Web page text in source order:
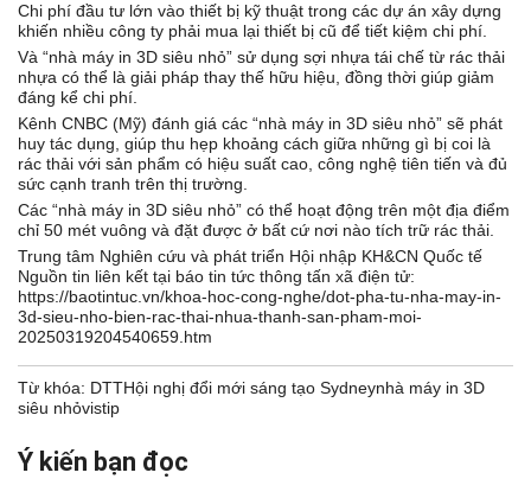
Chi phí đầu tư lớn vào thiết bị kỹ thuật trong các dự án xây dựng
khiến nhiều công ty phải mua lại thiết bị cũ để tiết kiệm chi phí.
Và “nhà máy in 3D siêu nhỏ” sử dụng sợi nhựa tái chế từ rác thải
nhựa có thể là giải pháp thay thế hữu hiệu, đồng thời giúp giảm
đáng kể chi phí.
Kênh CNBC (Mỹ) đánh giá các “nhà máy in 3D siêu nhỏ” sẽ phát
huy tác dụng, giúp thu hẹp khoảng cách giữa những gì bị coi là
rác thải với sản phẩm có hiệu suất cao, công nghệ tiên tiến và đủ
sức cạnh tranh trên thị trường.
Các “nhà máy in 3D siêu nhỏ” có thể hoạt động trên một địa điểm
chỉ 50 mét vuông và đặt được ở bất cứ nơi nào tích trữ rác thải.
Trung tâm Nghiên cứu và phát triển Hội nhập KH&CN Quốc tế
Nguồn tin liên kết tại báo tin tức thông tấn xã điện tử:
https://baotintuc.vn/khoa-hoc-cong-nghe/dot-pha-tu-nha-may-in-
3d-sieu-nho-bien-rac-thai-nhua-thanh-san-pham-moi-
20250319204540659.htm
Từ khóa: DTTHội nghị đổi mới sáng tạo Sydneynhà máy in 3D
siêu nhỏvistip
Ý kiến bạn đọc